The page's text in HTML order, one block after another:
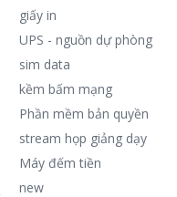
giấy in
UPS - nguồn dự phòng
sim data
kềm bấm mạng
Phần mềm bản quyền
stream họp giảng dạy
Máy đếm tiền
new